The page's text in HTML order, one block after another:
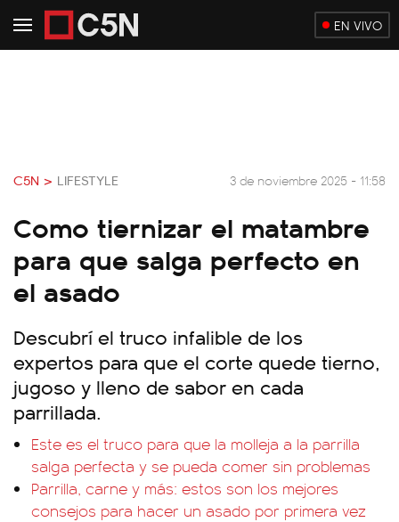
EN VIVO
C5N > LIFESTYLE 3 de noviembre 2025 - 11:58
Como tiernizar el matambre
para que salga perfecto en
el asado
Descubrí el truco infalible de los
expertos para que el corte quede tierno,
jugoso y lleno de sabor en cada
parrillada.
Este es el truco para que la molleja a la parrilla
salga perfecta y se pueda comer sin problemas
Parrilla, carne y más: estos son los mejores
consejos para hacer un asado por primera vez